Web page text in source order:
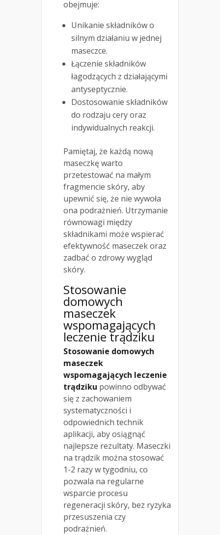
obejmuje:
Unikanie składników o
silnym działaniu w jednej
maseczce.
Łączenie składników
łagodzących z działającymi
antyseptycznie.
Dostosowanie składników
do rodzaju cery oraz
indywidualnych reakcji.
Pamiętaj, że każdą nową
maseczkę warto
przetestować na małym
fragmencie skóry, aby
upewnić się, że nie wywoła
ona podrażnień. Utrzymanie
równowagi między
składnikami może wspierać
efektywność maseczek oraz
zadbać o zdrowy wygląd
skóry.
Stosowanie
domowych
maseczek
wspomagających
leczenie trądziku
Stosowanie domowych
maseczek
wspomagających leczenie
trądziku powinno odbywać
się z zachowaniem
systematyczności i
odpowiednich technik
aplikacji, aby osiągnąć
najlepsze rezultaty. Maseczki
na trądzik można stosować
1-2 razy w tygodniu, co
pozwala na regularne
wsparcie procesu
regeneracji skóry, bez ryzyka
przesuszenia czy
podrażnień.